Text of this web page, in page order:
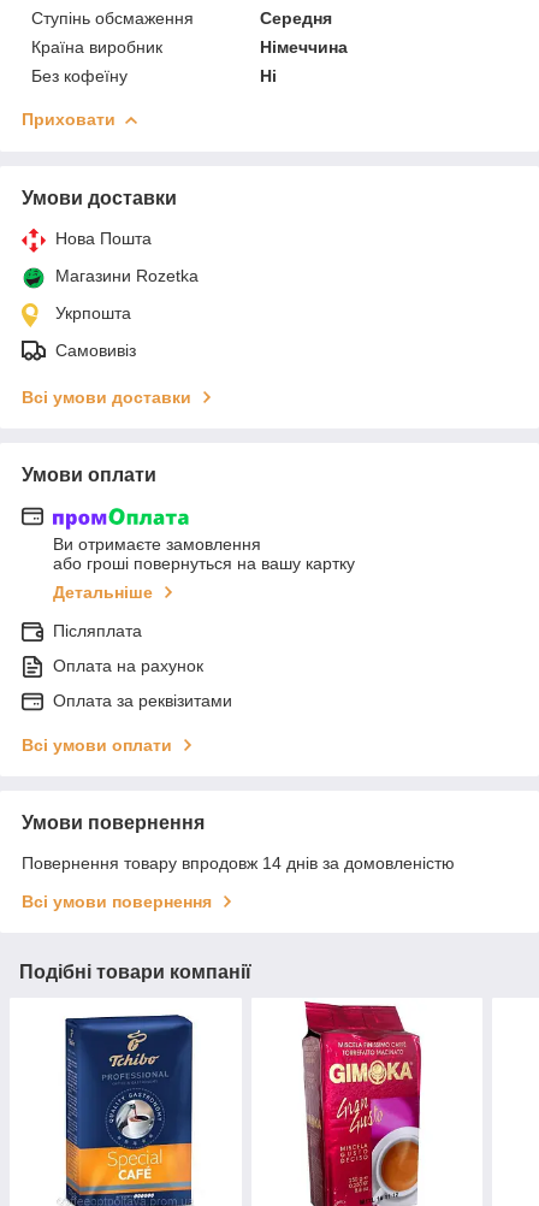
Ступінь обсмаження
Середня
Країна виробник
Німеччина
Без кофеїну
Ні
Приховати
Умови доставки
Нова Пошта
Магазини Rozetka
Укрпошта
Самовивіз
Всі умови доставки
Умови оплати
Ви отримаєте замовлення
або гроші повернуться на вашу картку
Детальніше
Післяплата
Оплата на рахунок
Оплата за реквізитами
Всі умови оплати
Умови повернення
Повернення товару впродовж 14 днів за домовленістю
Всі умови повернення
Подібні товари компанії